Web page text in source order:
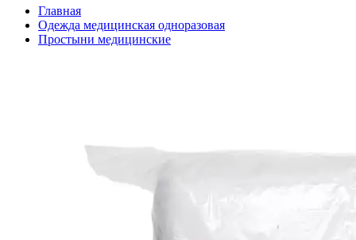
Главная
Одежда медицинская одноразовая
Простыни медицинские